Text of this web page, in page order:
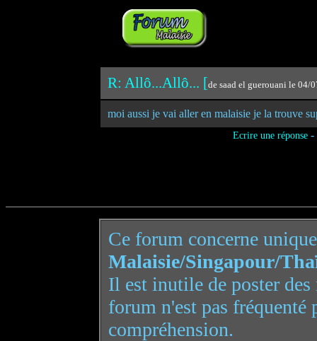
R: Allô...Allô... [de saad el guerouani le 04/
moi aussi je vai aller en malaisie je la trouve
Ecrire une réponse-
Ce forum concerne
Malaisie/Singapour/
Il est inutile de poster
forum n'est pas
compréhension.